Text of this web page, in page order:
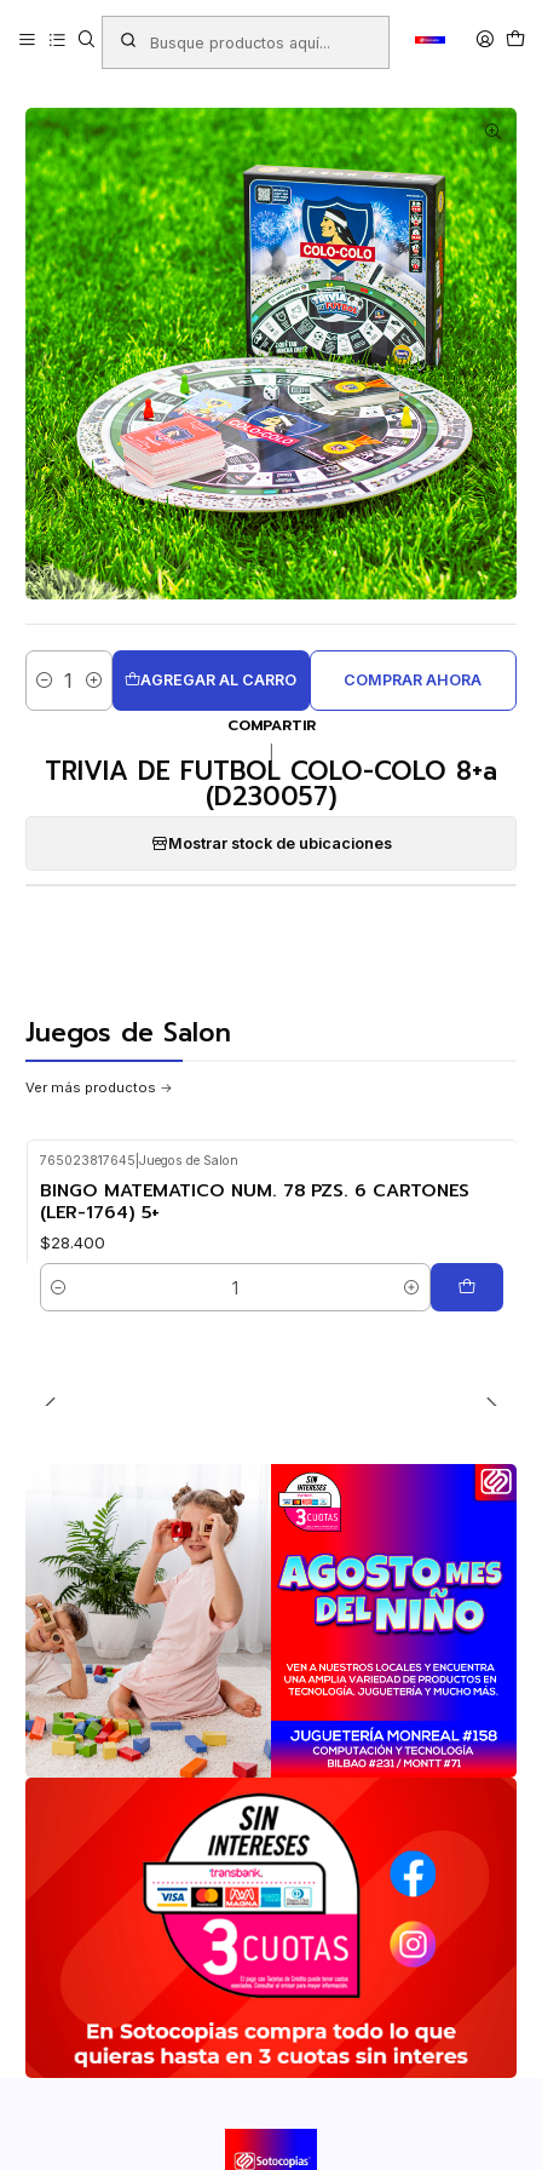
Productos JUGUETERIA Juegos de Salon
TRIVIA DE FUTBOL COLO-COLO 8+a (D230057)
Cantidad
AGREGAR AL CARRO COMPRAR AHORA
COMPARTIR
TRIVIA DE FUTBOL COLO-COLO 8+a
(D230057)
Mostrar stock de ubicaciones
Juegos de Salon
Ver más productos
765023817645 Juegos de Salon
BINGO MATEMATICO NUM. 78 PZS. 6 CARTONES
(LER-1764) 5+
$28.400
Cantidad